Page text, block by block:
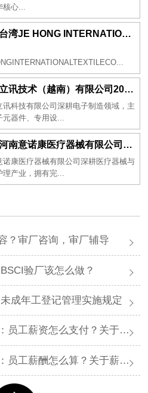
心...
祝贺台湾JE HONG INTERNATIONAL TEXTILE CO., LTD 2026年一次性成功通过GRS认证
祝贺立讯技术（越南）有限公司2026年一次性成功通过RBA-VAP审核获得金牌评级！
讯科技有限公司深耕电子制造领域，主
元器件、专用设...
祝贺河南意诺康医疗器械有限公司2026年一次性成功通过GMP认证
诺康医疗器械有限公司深耕医疗器械与
理产业，拥有完...
？审厂咨询，审厂辅导
验厂该怎么做？
成年工登记管理实施规定
么支付？关于薪资支付有哪些规定呢？
怎么算？关于薪酬有哪些规定呢？​